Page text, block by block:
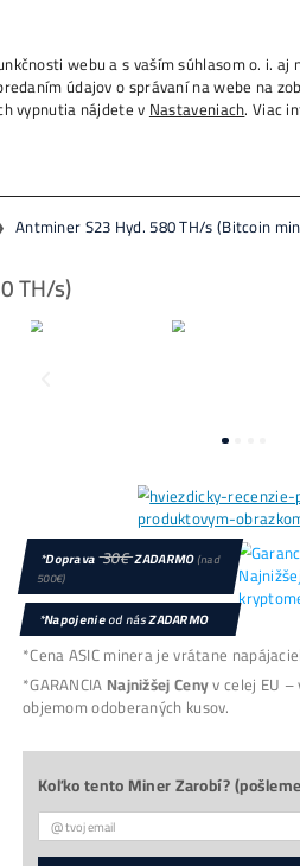
580 TH/s
Hardware ❯ ASIC
Antminer S23
Antminer S23 Hyd. na
Bitmain s výkonom
.
580 TH/s
5510 W/h
Dostupné
súbory cookies
súhlasíte s